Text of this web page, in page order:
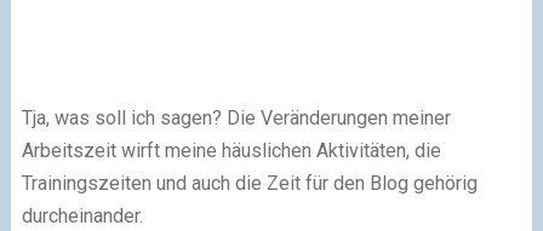
Tja, was soll ich sagen? Die Veränderungen meiner
Arbeitszeit wirft meine häuslichen Aktivitäten, die
Trainingszeiten und auch die Zeit für den Blog gehörig
durcheinander.